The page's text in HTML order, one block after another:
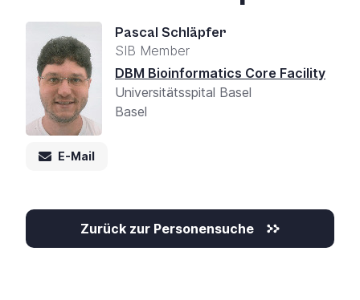
Pascal Schläpfer
SIB Member
DBM Bioinformatics Core Facility
Universitätsspital Basel
Basel
E-Mail
Zurück zur Personensuche